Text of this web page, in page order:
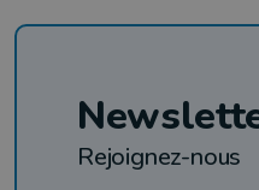
Rejoignez-nous